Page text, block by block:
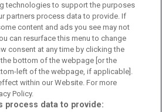
technologies to support the purposes
partners process data to provide. If
content and ads you see may not
can resurface this menu to change
consent at any time by clicking the
bottom of the webpage [or the
left of the webpage, if applicable].
within our Website. For more
Policy.
process data to provide: